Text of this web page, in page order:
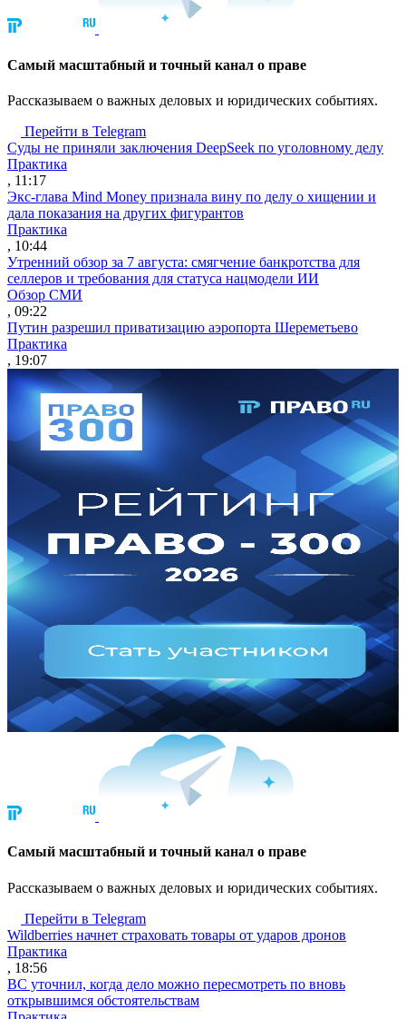
Cамый масштабный и точный канал о праве
Рассказываем о важных деловых и юридических событиях.
Перейти в Telegram
Суды не приняли заключения DeepSeek по уголовному делу
Практика
, 11:17
Экс-глава Mind Money признала вину по делу о хищении и
дала показания на других фигурантов
Практика
, 10:44
Утренний обзор за 7 августа: смягчение банкротства для
селлеров и требования для статуса нацмодели ИИ
Обзор СМИ
, 09:22
Путин разрешил приватизацию аэропорта Шереметьево
Практика
, 19:07
Cамый масштабный и точный канал о праве
Рассказываем о важных деловых и юридических событиях.
Перейти в Telegram
Wildberries начнет страховать товары от ударов дронов
Практика
, 18:56
ВС уточнил, когда дело можно пересмотреть по вновь
открывшимся обстоятельствам